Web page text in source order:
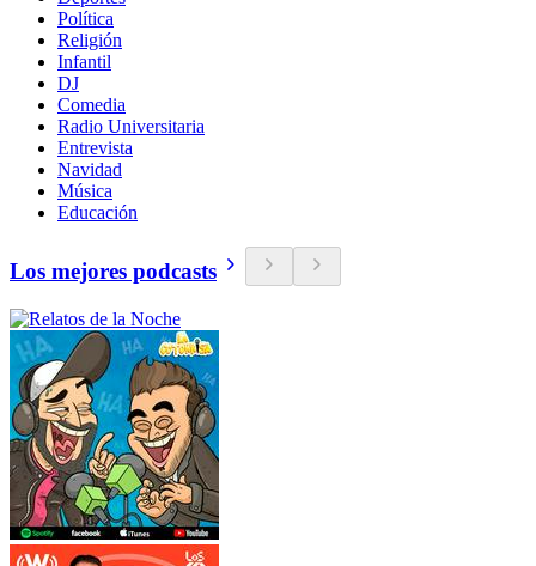
Política
Religión
Infantil
DJ
Comedia
Radio Universitaria
Entrevista
Navidad
Música
Educación
Los mejores podcasts